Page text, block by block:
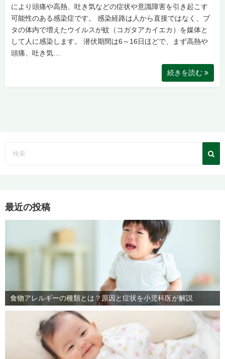
により頭痛や高熱、吐き気などの症状や意識障害を引き起こす
可能性のある感染症です。 感染経路は人から直接ではなく、ブ
タの体内で増えたウイルスが蚊（コガタアカイエカ）を媒体と
して人に感染します。 潜伏期間は6～16日ほどで、まず高熱や
頭痛、吐き気…
続きを読む
最近の投稿
食物アレルギーの種類とは？原因と症状を小児科医が解説